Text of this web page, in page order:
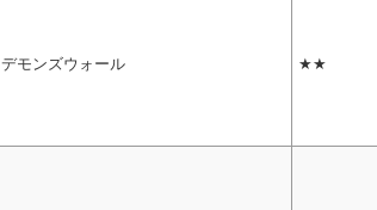
デモンズウォール ★★